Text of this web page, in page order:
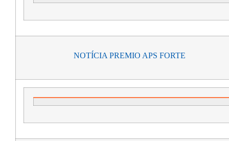
NOTÍCIA PREMIO APS FORTE